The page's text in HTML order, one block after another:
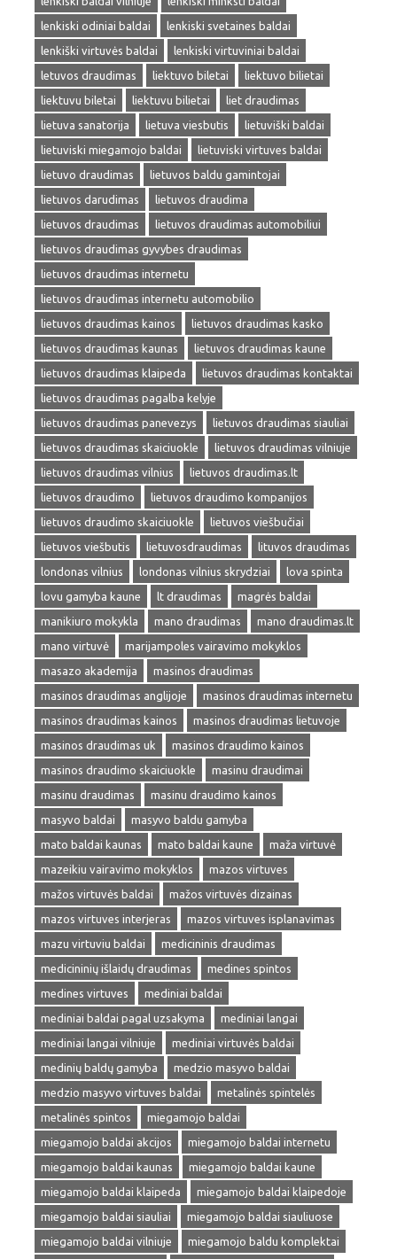
lenkiski odiniai baldai
lenkiski svetaines baldai
lenkiški virtuvės baldai
lenkiski virtuviniai baldai
letuvos draudimas
liektuvo biletai
liektuvo bilietai
liektuvu biletai
liektuvu bilietai
liet draudimas
lietuva sanatorija
lietuva viesbutis
lietuviški baldai
lietuviski miegamojo baldai
lietuviski virtuves baldai
lietuvo draudimas
lietuvos baldu gamintojai
lietuvos darudimas
lietuvos draudima
lietuvos draudimas
lietuvos draudimas automobiliui
lietuvos draudimas gyvybes draudimas
lietuvos draudimas internetu
lietuvos draudimas internetu automobilio
lietuvos draudimas kainos
lietuvos draudimas kasko
lietuvos draudimas kaunas
lietuvos draudimas kaune
lietuvos draudimas klaipeda
lietuvos draudimas kontaktai
lietuvos draudimas pagalba kelyje
lietuvos draudimas panevezys
lietuvos draudimas siauliai
lietuvos draudimas skaiciuokle
lietuvos draudimas vilniuje
lietuvos draudimas vilnius
lietuvos draudimas.lt
lietuvos draudimo
lietuvos draudimo kompanijos
lietuvos draudimo skaiciuokle
lietuvos viešbučiai
lietuvos viešbutis
lietuvosdraudimas
lituvos draudimas
londonas vilnius
londonas vilnius skrydziai
lova spinta
lovu gamyba kaune
lt draudimas
magrės baldai
manikiuro mokykla
mano draudimas
mano draudimas.lt
mano virtuvė
marijampoles vairavimo mokyklos
masazo akademija
masinos draudimas
masinos draudimas anglijoje
masinos draudimas internetu
masinos draudimas kainos
masinos draudimas lietuvoje
masinos draudimas uk
masinos draudimo kainos
masinos draudimo skaiciuokle
masinu draudimai
masinu draudimas
masinu draudimo kainos
masyvo baldai
masyvo baldu gamyba
mato baldai kaunas
mato baldai kaune
maža virtuvė
mazeikiu vairavimo mokyklos
mazos virtuves
mažos virtuvės baldai
mažos virtuvės dizainas
mazos virtuves interjeras
mazos virtuves isplanavimas
mazu virtuviu baldai
medicininis draudimas
medicininių išlaidų draudimas
medines spintos
medines virtuves
mediniai baldai
mediniai baldai pagal uzsakyma
mediniai langai
mediniai langai vilniuje
mediniai virtuvės baldai
medinių baldų gamyba
medzio masyvo baldai
medzio masyvo virtuves baldai
metalinės spintelės
metalinės spintos
miegamojo baldai
miegamojo baldai akcijos
miegamojo baldai internetu
miegamojo baldai kaunas
miegamojo baldai kaune
miegamojo baldai klaipeda
miegamojo baldai klaipedoje
miegamojo baldai siauliai
miegamojo baldai siauliuose
miegamojo baldai vilniuje
miegamojo baldu komplektai